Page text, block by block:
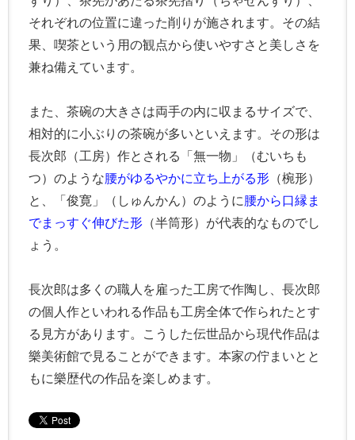
それぞれの位置に違った削りが施されます。その結
果、喫茶という用の観点から使いやすさと美しさを
兼ね備えています。
また、茶碗の大きさは両手の内に収まるサイズで、
相対的に小ぶりの茶碗が多いといえます。その形は
長次郎（工房）作とされる「無一物」（むいちも
つ）のような腰がゆるやかに立ち上がる形 （椀形）
と、「俊寛」（しゅんかん）のように腰から口縁ま
でまっすぐ伸びた形 （半筒形）が代表的なものでし
ょう。
長次郎は多くの職人を雇った工房で作陶し、長次郎
の個人作といわれる作品も工房全体で作られたとす
る見方があります。こうした伝世品から現代作品は
樂美術館で見ることができます。本家の佇まいとと
もに樂歴代の作品を楽しめます。